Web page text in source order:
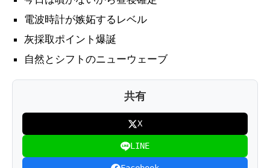
電波時計が嫉妬するレベル
灰採取ポイント爆誕
自然とシフトのニューウェーブ
共有
X
LINE